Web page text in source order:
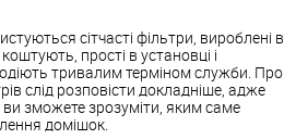
сітчасті фільтри, вироблені в
прості в установці і
тривалим терміном служби. Про
слід розповісти докладніше, адже
зможете зрозуміти, яким саме
домішок.